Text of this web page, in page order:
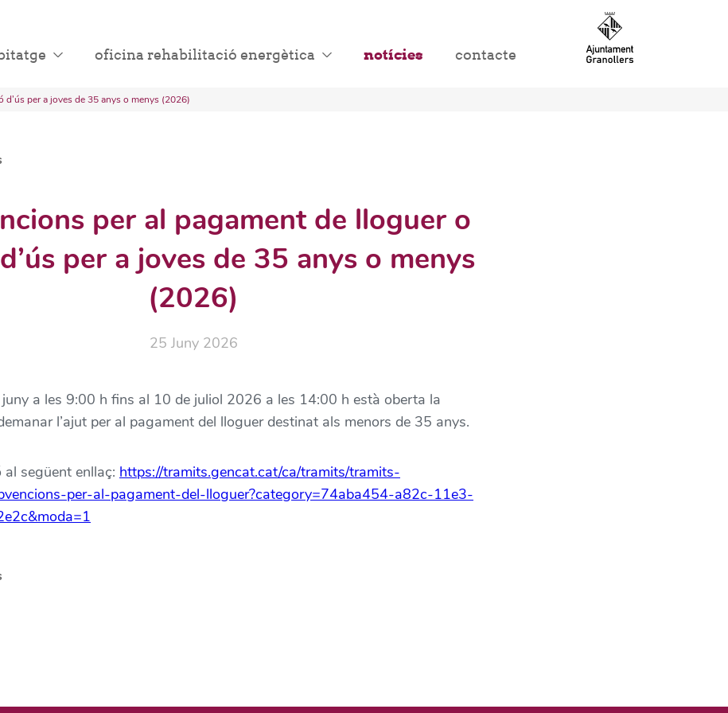
oficina rehabilitació energètica notícies contacte
per a joves de 35 anys o menys (2026)
per al pagament de lloguer o
per a joves de 35 anys o menys
(2026)
25 Juny 2026
a les 9:00 h fins al 10 de juliol 2026 a les 14:00 h està oberta la
l’ajut per al pagament del lloguer destinat als menors de 35 anys.
següent enllaç: https://tramits.gencat.cat/ca/tramits/tramits-
per-al-pagament-del-lloguer?category=74aba454-a82c-11e3-